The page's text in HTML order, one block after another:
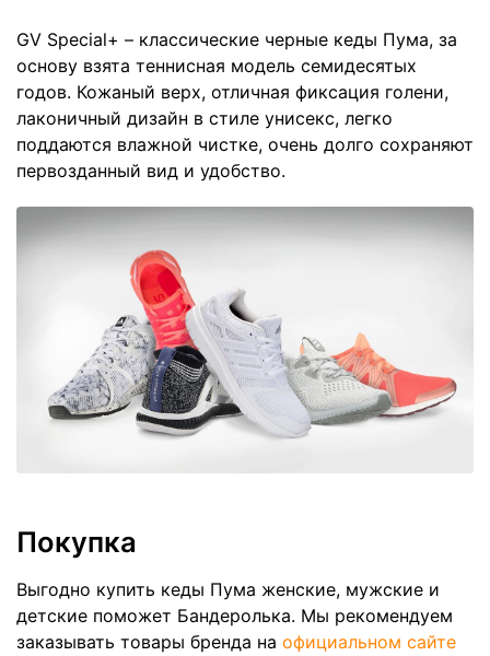
GV Special+ – классические черные кеды Пума, за
основу взята теннисная модель семидесятых
годов. Кожаный верх, отличная фиксация голени,
лаконичный дизайн в стиле унисекс, легко
поддаются влажной чистке, очень долго сохраняют
первозданный вид и удобство.
Покупка
Выгодно купить кеды Пума женские, мужские и
детские поможет Бандеролька. Мы рекомендуем
заказывать товары бренда на официальном сайте